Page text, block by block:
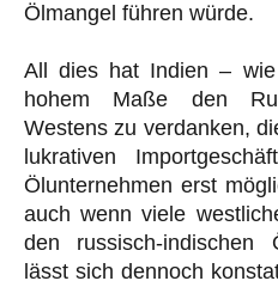
Ölmangel führen würde.
All dies hat Indien –
hohem Maße den
Westens zu verdanken,
lukrativen
Ölunternehmen erst
auch wenn viele
den russisch-indischen
lässt sich dennoch